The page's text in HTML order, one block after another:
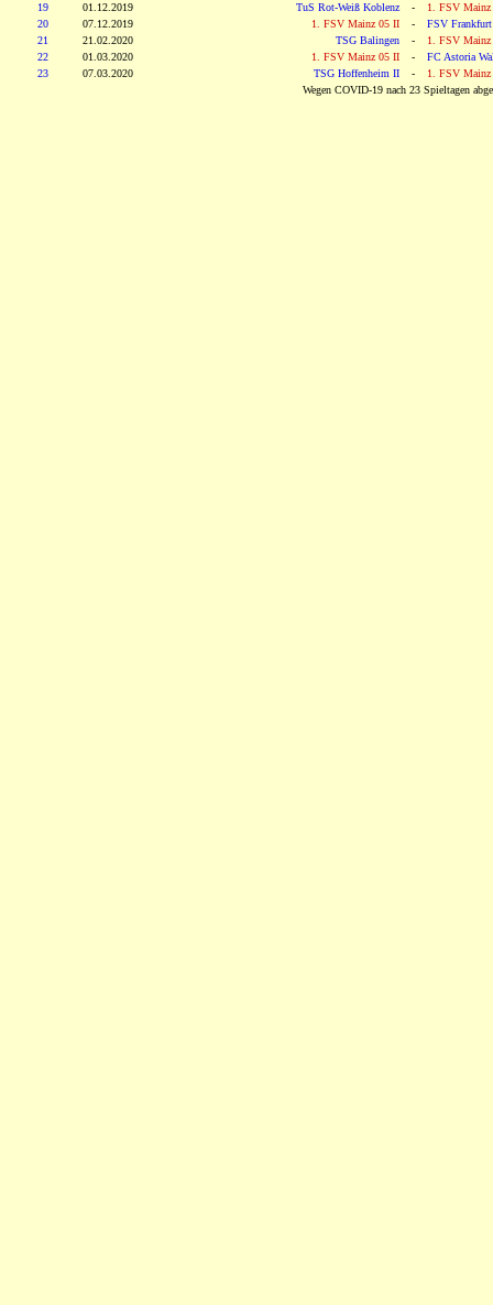
19
01.12.2019 TuS Rot-Weiß Koblenz -
1. FSV
20
07.12.2019 1. FSV Mainz 05 II -
FSV Frankfurt
21
21.02.2020 TSG Balingen -
1. FSV
22
01.03.2020 1. FSV Mainz 05 II -
FC Astoria
23
07.03.2020 TSG Hoffenheim II -
1. FSV
Wegen COVID-19 nach 23 Spieltagen